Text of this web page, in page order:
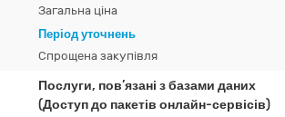
Загальна ціна
Період уточнень
Спрощена закупівля
Послуги, пов’язані з базами даних
(Доступ до пакетів онлайн-сервісів)